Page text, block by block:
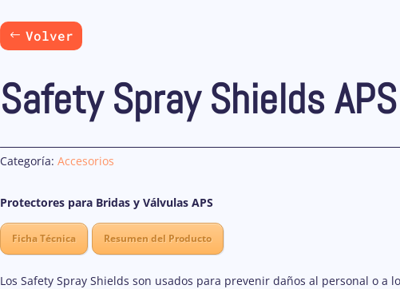
Volver
Safety Spray Shields APS
Categoría: Accesorios
Protectores para Bridas y Válvulas APS
Ficha Técnica Resumen del Producto
Los Safety Spray Shields son usados para prevenir daños al personal o a